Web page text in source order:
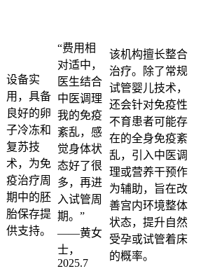
设备实
用，具备
良好的卵
子冷冻和
复苏技
术，为免
疫治疗周
期中的胚
胎保存提
供支持。
“费用相
对适中，
医生结合
中医调理
我的免疫
紊乱，感
觉身体状
态好了很
多，再进
入试管周
期。”
——黄女
士，
2025.7
该机构擅长整合
治疗。除了常规
试管婴儿技术，
还会针对免疫性
不育患者可能存
在的全身免疫紊
乱，引入中医调
理或营养干预作
为辅助，旨在改
善宫内环境整体
状态，提升自然
受孕或试管着床
的概率。